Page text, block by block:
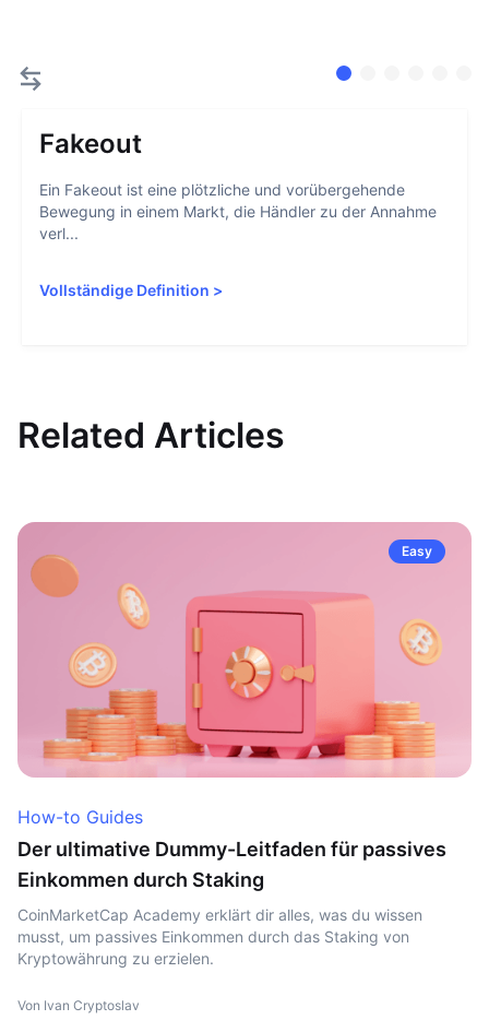
Fakeout
Ein Fakeout ist eine plötzliche und vorübergehende
Bewegung in einem Markt, die Händler zu der Annahme
verl...
Vollständige Definition >
Related Articles
Easy
How-to Guides
Der ultimative Dummy-Leitfaden für passives
Einkommen durch Staking
CoinMarketCap Academy erklärt dir alles, was du wissen
musst, um passives Einkommen durch das Staking von
Kryptowährung zu erzielen.
Von Ivan Cryptoslav